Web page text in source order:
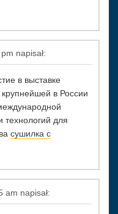
napisał:
в выставке
в России
технологий для
сушилка с
am napisał: